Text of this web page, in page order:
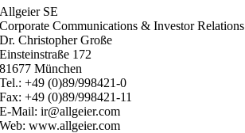
Allgeier SE
Corporate Communications & Investor Relations
Dr. Christopher Große
Einsteinstraße 172
81677 München
Tel.: +49 (0)89/998421-0
Fax: +49 (0)89/998421-11
E-Mail: ir@allgeier.com
Web: www.allgeier.com